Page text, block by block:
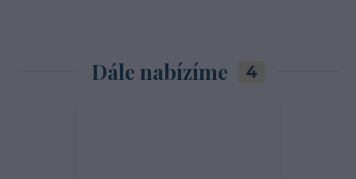
Dále nabízíme 4